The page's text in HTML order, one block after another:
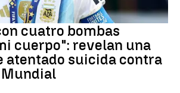
cuatro bombas
cuerpo": revelan una
atentado suicida contra
Mundial